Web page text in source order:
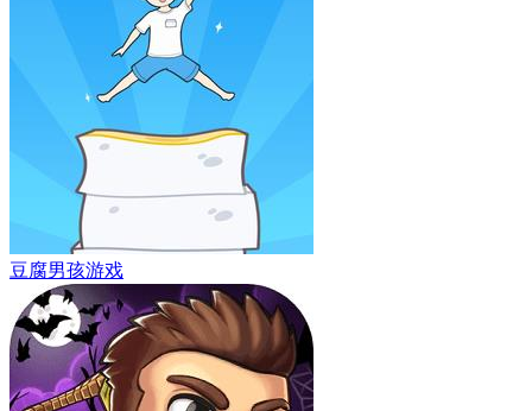
豆腐男孩游戏